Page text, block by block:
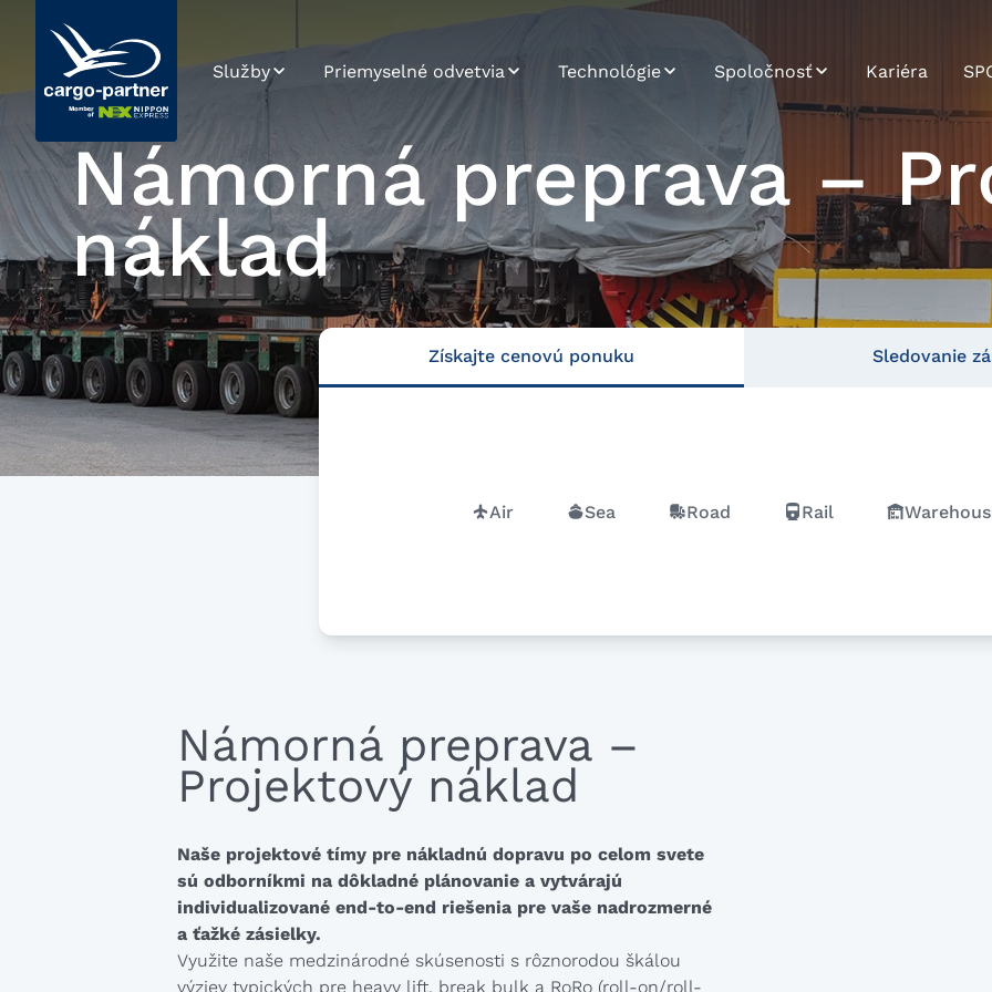
Služby
Námorná preprava
Cestná preprava
Železničná preprava
Skladovanie
Riadenie
dodávateľského
reťazca
eCommerce
Priemyselné odvetvia
Automotive a
náhradné diely
High Tech a
elektronika
Farmaceutiká a
zdravotná
starostlivosť
Potraviny a tovar
rýchlo podliehajúci
skaze
Technológie
Systémová
integrácia
Platforma Road
Carrier
Dáta a analýzy
Vývoj aplikácií
Spoločnosť
Udržateľnosť
Profil spoločnosti
História
Poslanie, vízia a
hodnoty
Kariéra
Námorná preprava –
náklad
Získajte cenovú ponuku
Air Sea Road Rail
Sledovanie
Námorná preprava –
Projektový náklad
Naše projektové tímy pre nákladnú dopravu po celom svete
sú odborníkmi na dôkladné plánovanie a vytvárajú
individualizované end-to-end riešenia pre vaše nadrozmerné
a ťažké zásielky.
Využite naše medzinárodné skúsenosti s rôznorodou škálou
výziev typických pre heavy lift, break bulk a RoRo (roll-on/roll-